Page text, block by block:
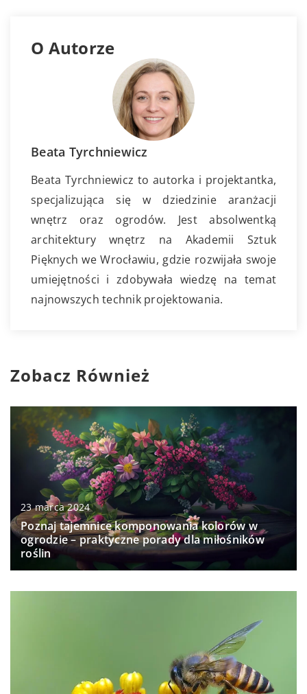
O Autorze
Beata Tyrchniewicz
Beata Tyrchniewicz to autorka i projektantka,
specjalizująca się w dziedzinie aranżacji
wnętrz oraz ogrodów. Jest absolwentką
architektury wnętrz na Akademii Sztuk
Pięknych we Wrocławiu, gdzie rozwijała swoje
umiejętności i zdobywała wiedzę na temat
najnowszych technik projektowania.
Zobacz Również
23 marca 2024
Poznaj tajemnice komponowania kolorów w
ogrodzie – praktyczne porady dla miłośników
roślin